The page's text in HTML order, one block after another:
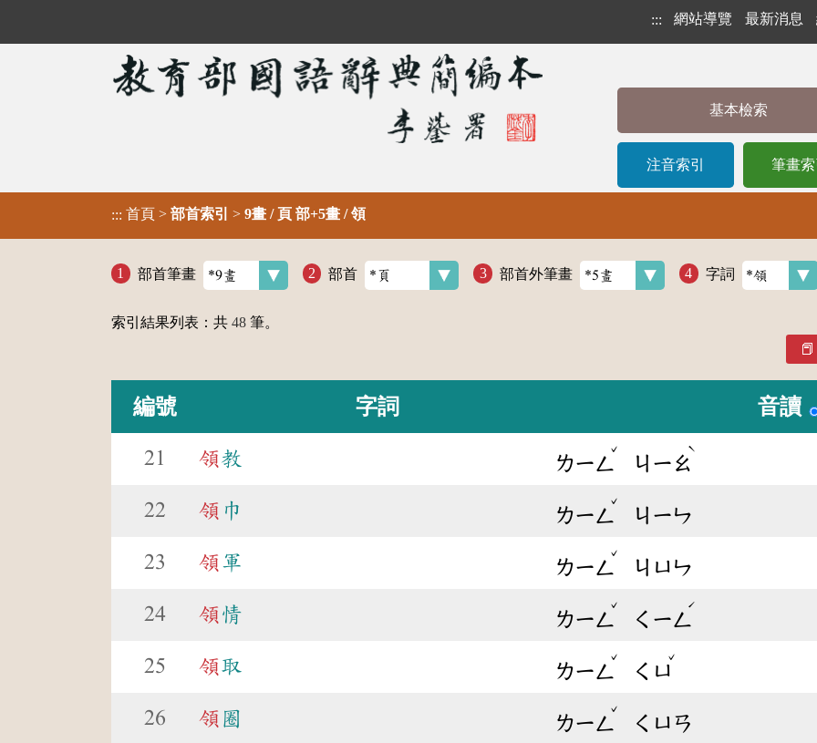
::: 網站導覽 最新消息
基本檢索
注音索引 筆畫索
::: 首頁 > 部首索引 > 9畫 / 頁 部+5畫 / 領
部首筆畫 部首 部首外筆畫 字詞
索引結果列表：共 48 筆。
編號 字詞 音讀
21 領教 ㄌㄧㄥ
ˇ
ㄐㄧㄠ
ˋ
22 領 巾 ㄌㄧㄥ
ˇ
ㄐㄧㄣ
23 領 軍 ㄌㄧㄥ
ˇ
ㄐㄩㄣ
24 領 情 ㄌㄧㄥ
ˇ
ㄑㄧㄥ
ˊ
25 領取 ㄌㄧㄥ
ˇ
ㄑㄩ
ˇ
26 領 圈 ㄌㄧㄥ
ˇ
ㄑㄩㄢ